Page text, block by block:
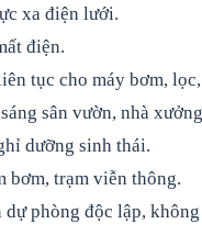
xa điện lưới.
điện.
tục cho máy bơm,
sân vườn, nhà
dưỡng sinh thái.
bơm, trạm viễn thông.
phòng độc lập,